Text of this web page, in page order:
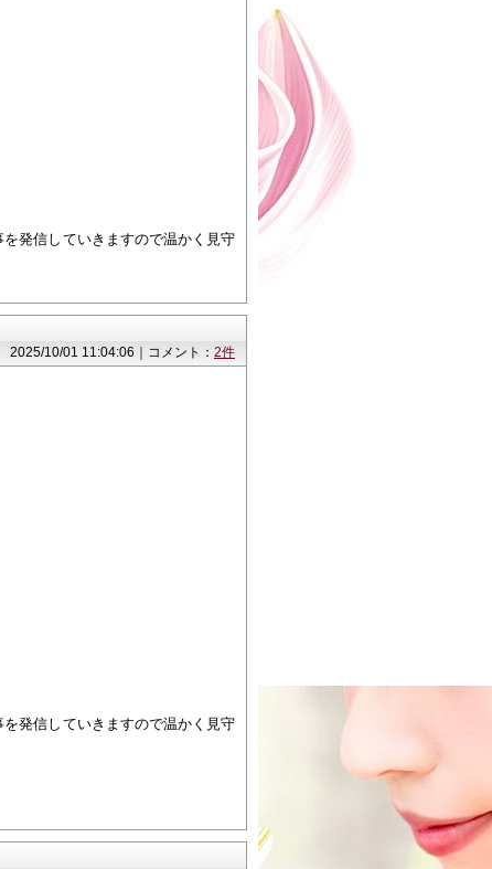
発信していきますので温かく見守
2025/10/01 11:04:06｜コメント： 2件
発信していきますので温かく見守